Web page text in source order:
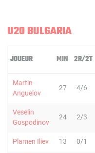
U20 BULGARIA
JOUEUR MIN 2R/2T
Martin
Anguelov
27 4/6
Veselin
Gospodinov
24 2/3
Plamen Iliev 13 0/1